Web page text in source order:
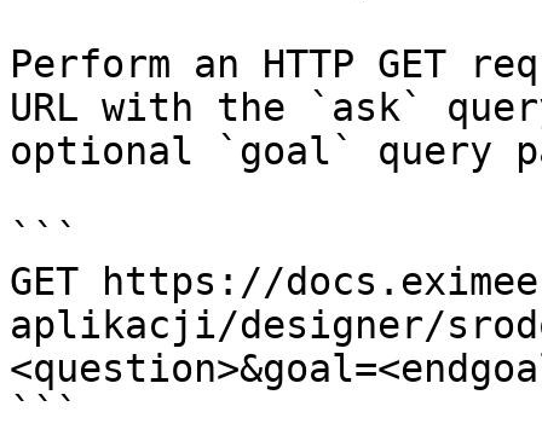
Perform an HTTP GET
URL with the `ask`
optional `goal` query
```
GET https://
aplikacji/designer/
```